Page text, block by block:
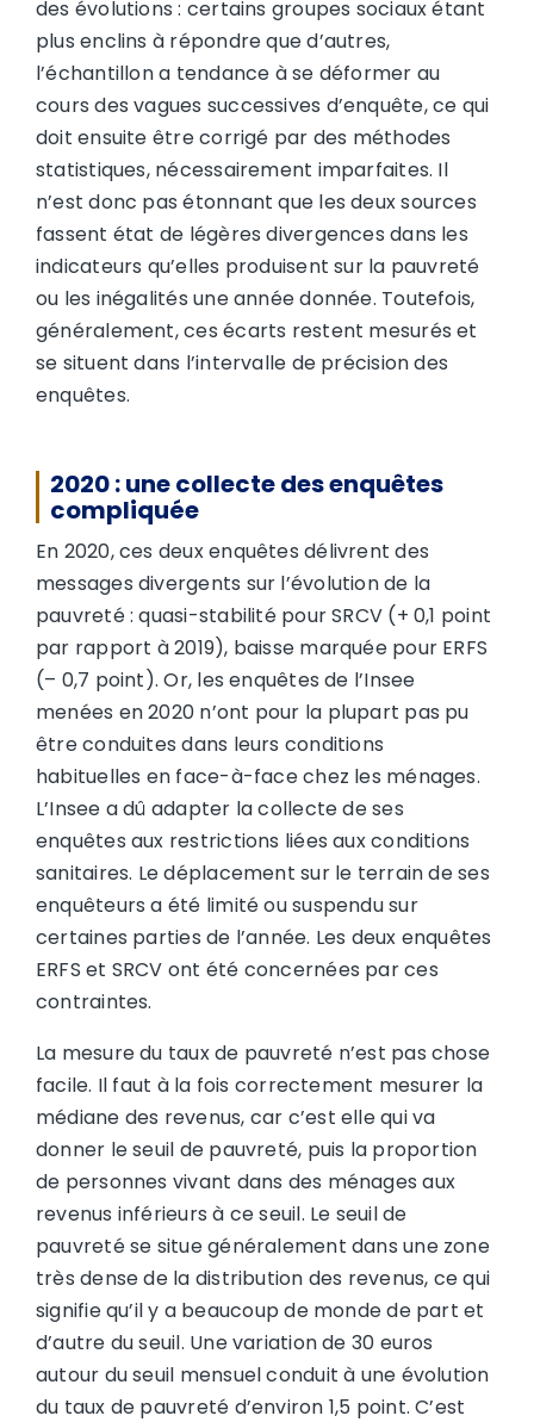
des évolutions : certains groupes sociaux étant
plus enclins à répondre que d’autres,
l’échantillon a tendance à se déformer au
cours des vagues successives d’enquête, ce qui
doit ensuite être corrigé par des méthodes
statistiques, nécessairement imparfaites. Il
n’est donc pas étonnant que les deux sources
fassent état de légères divergences dans les
indicateurs qu’elles produisent sur la pauvreté
ou les inégalités une année donnée. Toutefois,
généralement, ces écarts restent mesurés et
se situent dans l’intervalle de précision des
enquêtes.
2020 : une collecte des enquêtes
compliquée
En 2020, ces deux enquêtes délivrent des
messages divergents sur l’évolution de la
pauvreté : quasi-stabilité pour SRCV (+ 0,1 point
par rapport à 2019), baisse marquée pour ERFS
(– 0,7 point). Or, les enquêtes de l’Insee
menées en 2020 n’ont pour la plupart pas pu
être conduites dans leurs conditions
habituelles en face-à-face chez les ménages.
L’Insee a dû adapter la collecte de ses
enquêtes aux restrictions liées aux conditions
sanitaires. Le déplacement sur le terrain de ses
enquêteurs a été limité ou suspendu sur
certaines parties de l’année. Les deux enquêtes
ERFS et SRCV ont été concernées par ces
contraintes.
La mesure du taux de pauvreté n’est pas chose
facile. Il faut à la fois correctement mesurer la
médiane des revenus, car c’est elle qui va
donner le seuil de pauvreté, puis la proportion
de personnes vivant dans des ménages aux
revenus inférieurs à ce seuil. Le seuil de
pauvreté se situe généralement dans une zone
très dense de la distribution des revenus, ce qui
signifie qu’il y a beaucoup de monde de part et
d’autre du seuil. Une variation de 30 euros
autour du seuil mensuel conduit à une évolution
du taux de pauvreté d’environ 1,5 point. C’est